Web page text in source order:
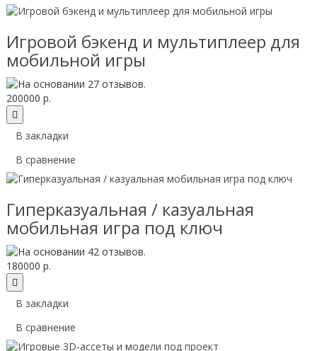
Игровой бэкенд и мультиплеер для
мобильной игры
200000 р.
В закладки
В сравнение
Гиперказуальная / казуальная
мобильная игра под ключ
180000 р.
В закладки
В сравнение